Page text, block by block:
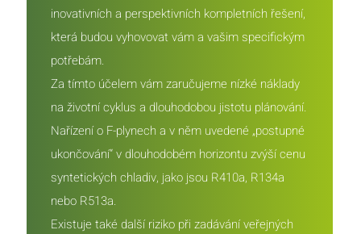
inovativních a perspektivních kompletních řešení,
která budou vyhovovat vám a vašim specifickým
potřebám.
Za tímto účelem vám zaručujeme nízké náklady
na životní cyklus a dlouhodobou jistotu plánování.
Nařízení o F-plynech a v něm uvedené „postupné
ukončování“ v dlouhodobém horizontu zvýší cenu
syntetických chladiv, jako jsou R410a, R134a
nebo R513a.
Existuje také další riziko při zadávání veřejných